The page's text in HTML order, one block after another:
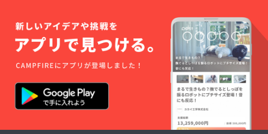
ピマル
カ 和
歌山県
有田市
箕島86-
8 ※納期
は予期
せぬ事
態によ
り遅れ
がござ
中海
苔 代
表 田
中良
和 和
歌山県
有田市
箕島
1414-
21 ※納
期せぬ
米酢、
水飴、
実山椒
（原材
料の一
部に小
麦、大
豆を含
む） ●
レル
納期は
予期せ
ぬ事態
により
遅れる
場合が
ござい
ます。
あらか
じめご
承知く
ださ
せん。
●梅酒の
品質を
損なわ
ないた
めに、
15℃以
下の冷
暗所で
保管し
さい。